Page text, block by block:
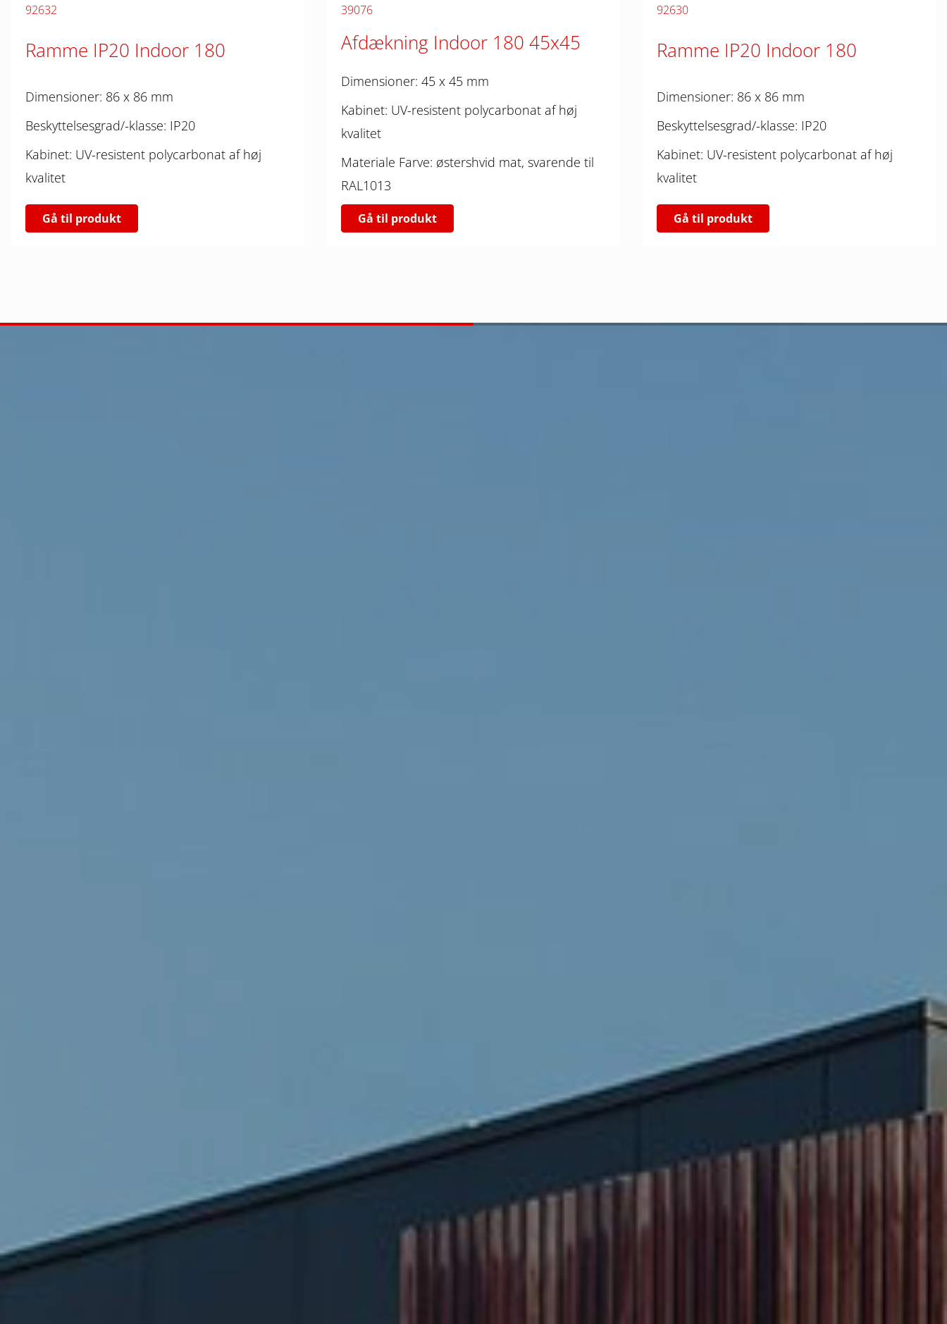
92632
Ramme IP20 Indoor 180
Dimensioner: 86 x 86 mm
Beskyttelsesgrad/-klasse: IP20
Kabinet: UV-resistent polycarbonat af høj
kvalitet
Gå til produkt
39076
Afdækning Indoor 180 45x45
Dimensioner: 45 x 45 mm
Kabinet: UV-resistent polycarbonat af høj
kvalitet
Materiale Farve: østershvid mat, svarende til
RAL1013
Gå til produkt
92630
Ramme IP20 Indoor 180
Dimensioner: 86 x 86 mm
Beskyttelsesgrad/-klasse: IP20
Kabinet: UV-resistent polycarbonat af høj
kvalitet
Gå til produkt